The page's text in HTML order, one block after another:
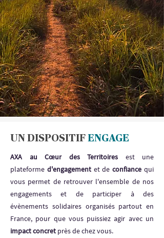
UN DISPOSITIF ENGAGE
AXA au Cœur des Territoires est une
plateforme d'engagementet deconfiance qui
vous permet de retrouver l'ensemble de nos
engagements et de participer à des
évènements solidaires organisés partout en
France, pour que vous puissiez agir avec un
impact concret près de chez vous.